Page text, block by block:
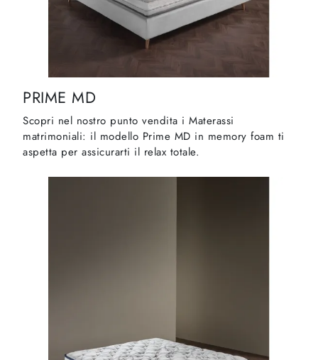
PRIME MD
Scopri nel nostro punto vendita i Materassi
matrimoniali: il modello Prime MD in memory foam ti
aspetta per assicurarti il relax totale.